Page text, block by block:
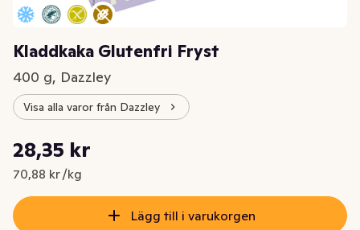
Kladdkaka Glutenfri Fryst
400 g, Dazzley
Visa alla varor från Dazzley
Nuvarande pris är: 28,35 kr
28,35 kr
70,88 kr /kg
Styckpris: 70,88 kr /kg
Lägg till i varukorgen